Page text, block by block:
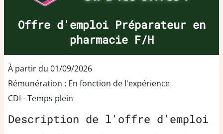
Offre d'emploi Préparateur en
pharmacie F/H
À partir du 01/09/2026
Rémunération : En fonction de l'expérience
CDI - Temps plein
Description de l'offre d'emploi